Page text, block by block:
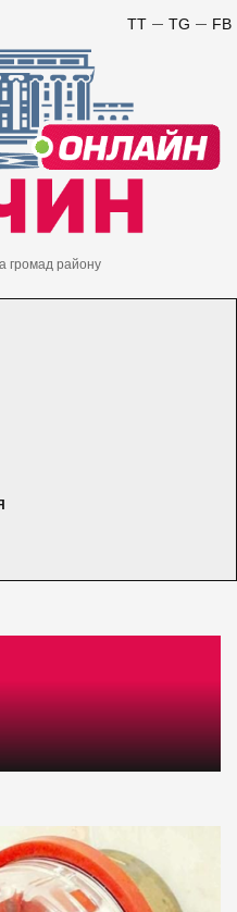
FB
TG
TT
громад району